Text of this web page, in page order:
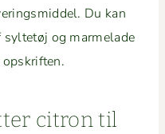
Du kan
og marme­lade
cit­ron til